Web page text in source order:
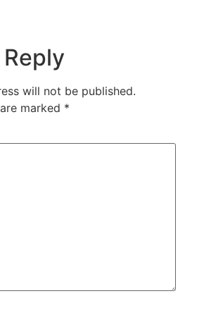
will not be published.
marked *